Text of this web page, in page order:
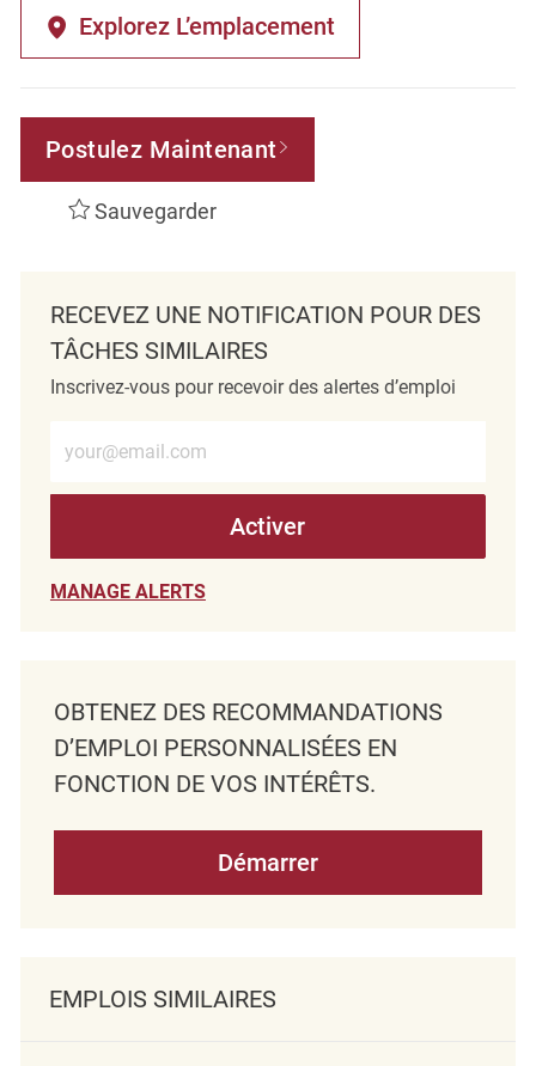
Explorez L’emplacement
Postulez Maintenant
Sauvegarder
RECEVEZ UNE NOTIFICATION POUR DES
TÂCHES SIMILAIRES
Inscrivez-vous pour recevoir des alertes d’emploi
Activer
MANAGE ALERTS
OBTENEZ DES RECOMMANDATIONS
D’EMPLOI PERSONNALISÉES EN
FONCTION DE VOS INTÉRÊTS.
Démarrer
EMPLOIS SIMILAIRES